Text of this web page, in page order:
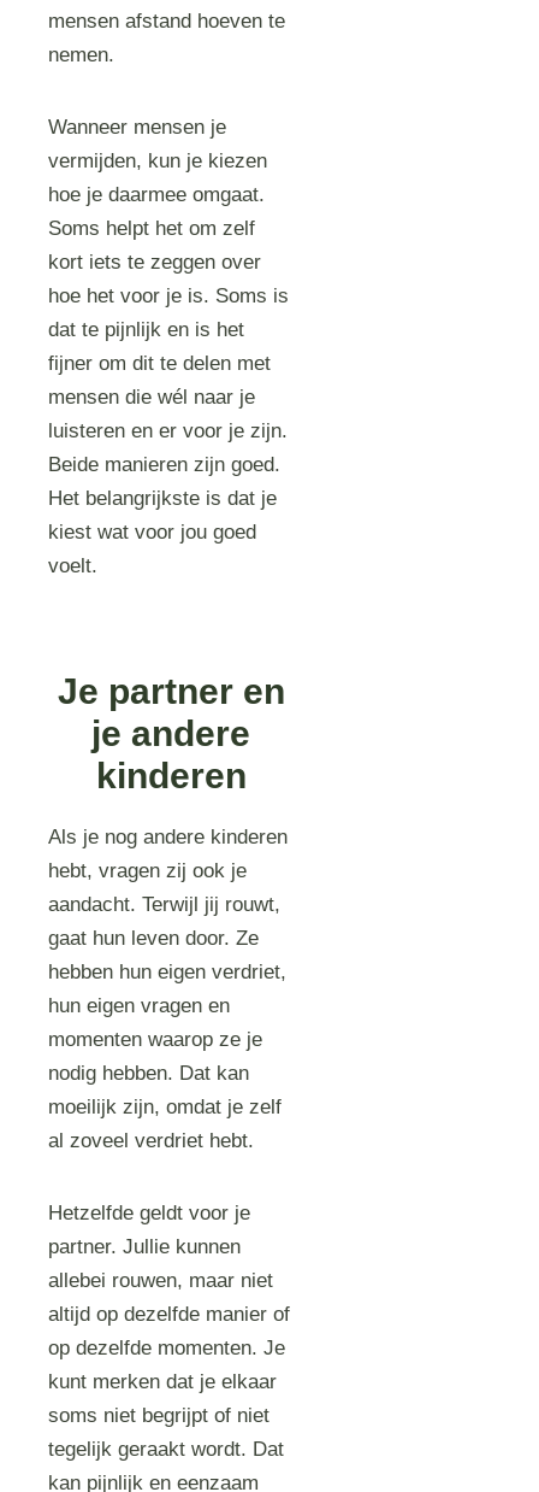
mensen afstand hoeven te
nemen.
Wanneer mensen je
vermijden, kun je kiezen
hoe je daarmee omgaat.
Soms helpt het om zelf
kort iets te zeggen over
hoe het voor je is. Soms is
dat te pijnlijk en is het
fijner om dit te delen met
mensen die wél naar je
luisteren en er voor je zijn.
Beide manieren zijn goed.
Het belangrijkste is dat je
kiest wat voor jou goed
voelt.
Je partner en
je andere
kinderen
Als je nog andere kinderen
hebt, vragen zij ook je
aandacht. Terwijl jij rouwt,
gaat hun leven door. Ze
hebben hun eigen verdriet,
hun eigen vragen en
momenten waarop ze je
nodig hebben. Dat kan
moeilijk zijn, omdat je zelf
al zoveel verdriet hebt.
Hetzelfde geldt voor je
partner. Jullie kunnen
allebei rouwen, maar niet
altijd op dezelfde manier of
op dezelfde momenten. Je
kunt merken dat je elkaar
soms niet begrijpt of niet
tegelijk geraakt wordt. Dat
kan pijnlijk en eenzaam